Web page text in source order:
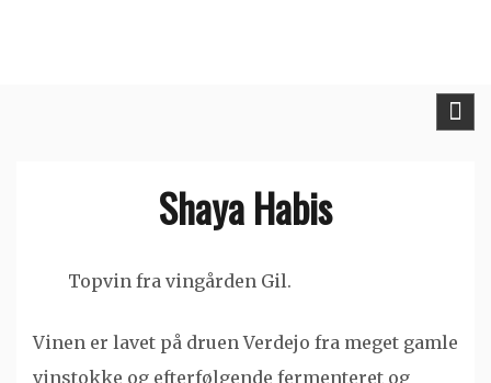
Shaya Habis
Topvin fra vingården Gil.
Vinen er lavet på druen Verdejo fra meget gamle
vinstokke og efterfølgende fermenteret og